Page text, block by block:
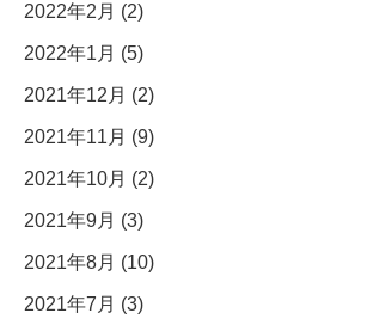
2022年2月 (2)
2022年1月 (5)
2021年12月 (2)
2021年11月 (9)
2021年10月 (2)
2021年9月 (3)
2021年8月 (10)
2021年7月 (3)